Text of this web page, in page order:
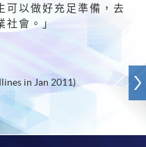
可以做好充足準備，去
社會。」
in Jan 2011)